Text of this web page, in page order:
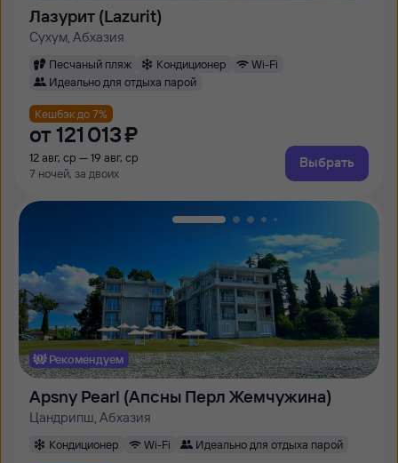
Лазурит (Lazurit)
Сухум, Абхазия
Песчаный пляж Кондиционер
Wi-Fi
Идеально для отдыха парой
Кешбэк до 7%
от 121 ⁠013 ⁠₽
12 авг, ср — 19 авг, ср
7 ночей, за двоих
Выбрать
Рекомендуем
Apsny Pearl (Апсны Перл Жемчужина)
Цандрипш, Абхазия
Кондиционер Wi-Fi Идеально для отдыха парой